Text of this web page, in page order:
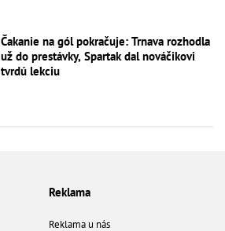
Čakanie na gól pokračuje: Trnava rozhodla
už do prestávky, Spartak dal nováčikovi
tvrdú lekciu
Reklama
Reklama u nás